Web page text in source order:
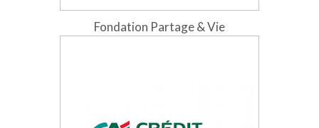
Fondation Partage & Vie